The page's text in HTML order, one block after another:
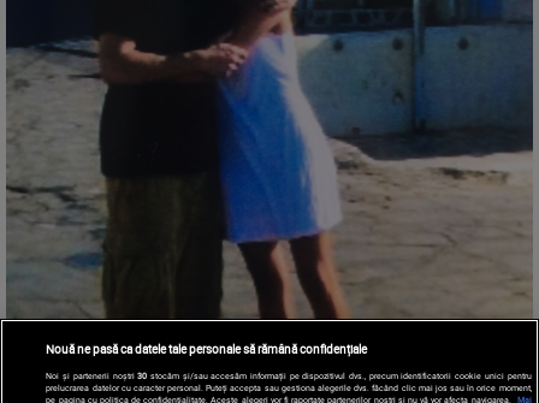
Nouă ne pasă ca datele tale personale să rămână confidențiale
Noi și partenerii noștri30 stocăm și/sau accesăm informații pe dispozitivul dvs., precum identificatorii cookie unici pentru
prelucrarea datelor cu caracter personal. Puteți accepta sau gestiona alegerile dvs. făcând clic mai jos sau în orice moment,
pe pagina cu politica de confidențialitate. Aceste alegeri vor fi raportate partenerilor noștri și nu vă vor afecta navigarea.
Mai